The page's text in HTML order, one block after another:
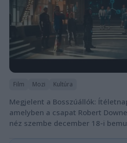
Film Mozi Kultúra
Megjelent a Bosszúállók:
amelyben a csapat Robert
néz szembe december 18-i